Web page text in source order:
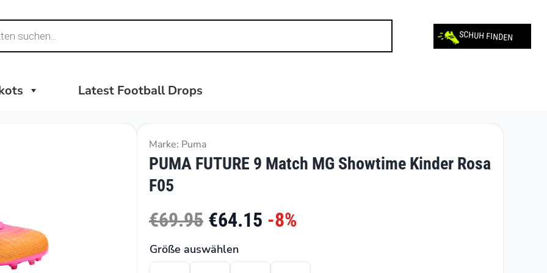
SCHUH FINDEN
Latest Football Drops
Marke: Puma
PUMA FUTURE 9 Match MG Showtime Kinder Rosa
F05
€69.95 €64.15 -8%
Größe auswählen